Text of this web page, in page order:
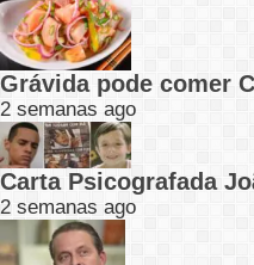
Grávida pode comer
2 semanas ago
Carta Psicografada
2 semanas ago